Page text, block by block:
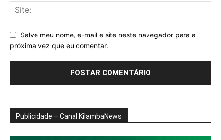
Salve meu nome, e-mail e site neste navegador para a
próxima vez que eu comentar.
Publicidade – Canal KilambaNews